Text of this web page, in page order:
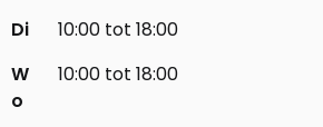
Di
10:00 tot 18:00
W
o
10:00 tot 18:00